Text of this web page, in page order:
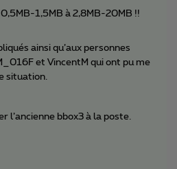
0,5MB-1,5MB à 2,8MB-20MB !!
ainsi qu’aux personnes
et VincentM qui ont pu me
situation.
l’ancienne bbox3 à la poste.